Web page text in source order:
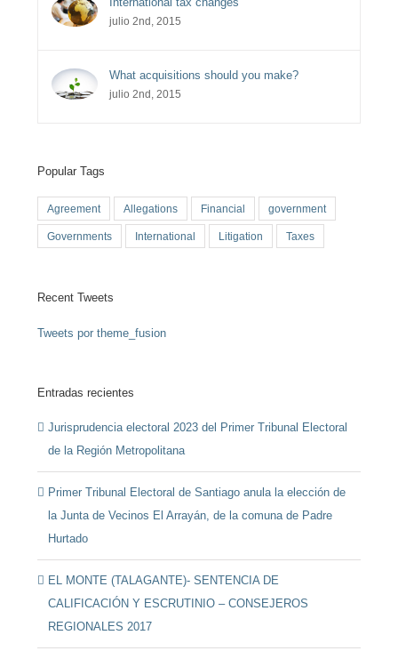
julio 2nd, 2015
What acquisitions should you make?
julio 2nd, 2015
Popular Tags
Agreement Allegations Financial government
Governments International Litigation Taxes
Recent Tweets
Tweets por theme_fusion
Entradas recientes
Jurisprudencia electoral 2023 del Primer Tribunal Electoral
de la Región Metropolitana
Primer Tribunal Electoral de Santiago anula la elección de
la Junta de Vecinos El Arrayán, de la comuna de Padre
Hurtado
EL MONTE (TALAGANTE)- SENTENCIA DE
CALIFICACIÓN Y ESCRUTINIO – CONSEJEROS
REGIONALES 2017